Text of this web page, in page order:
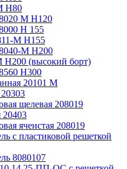
H80
М H120
Н 155
М H155
М H200
H200 (высокий борт)
Н300
20101 М
щелевая 208019
20403
ячеистая 208019
с пластиковой решеткой
8080107